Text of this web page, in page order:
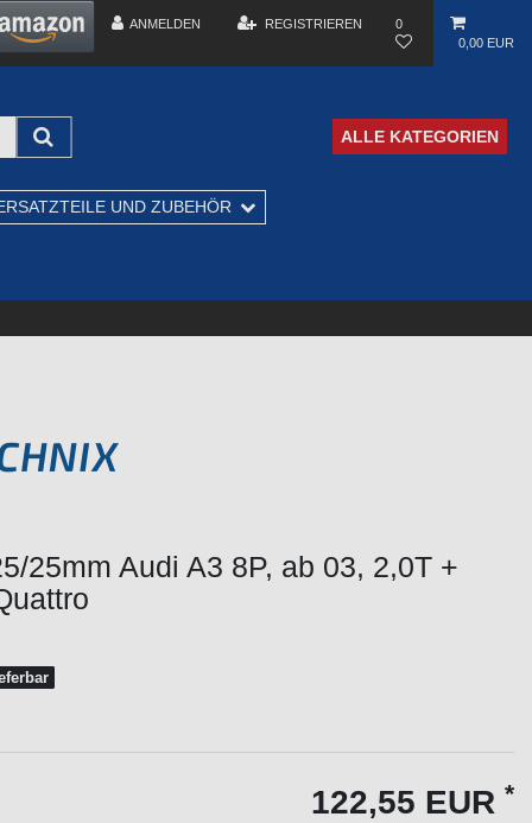
ANMELDEN REGISTRIEREN
0
0,00 EUR
ALLE KATEGORIEN
UND ZUBEHÖR
25mm Audi A3 8P, ab 03, 2,0T +
122,55 EUR *